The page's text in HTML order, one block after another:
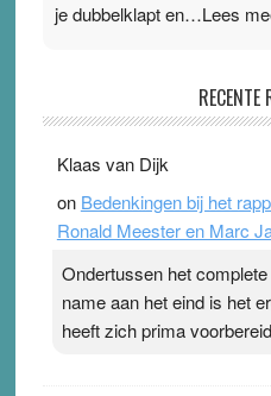
je dubbelklapt en…Lees
Ward van
topsporters. Ze hopen
terwijl ze meer zuurstof
pleister geen effect. Maar
Pleisterplakkers in de
RECENTE
Klaas van Dijk
on Bedenkingen bij het
Ronald Meester en Marc
Ondertussen het
name aan het eind is het
heeft zich prima